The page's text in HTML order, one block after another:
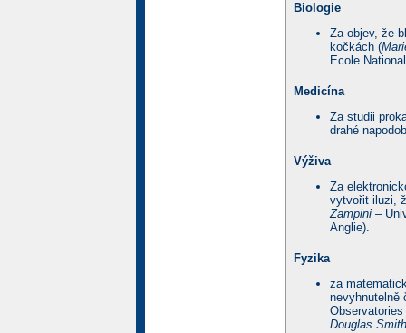
Biologie
Za objev, že
kočkách (
Ecole
Medicína
Za studii
drahé
Výživa
Za
vytvořit iluzi,
Zampini –
Anglie).
Fyzika
za
nevyhnutelně
Douglas Smith